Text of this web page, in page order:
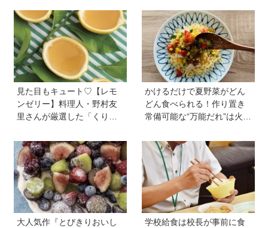
見た目もキュート♡【レモ
ンゼリー】料理人・野村友
里さんが厳選した「くり返
から夏にピッタリなレシピ
をピックアップ
かけるだけで夏野菜がどん
どん食べられる！作り置き
常備可能な“万能だれ”は火を
修】
大人気作『とびきりおいし
学校給食は校長が事前に食